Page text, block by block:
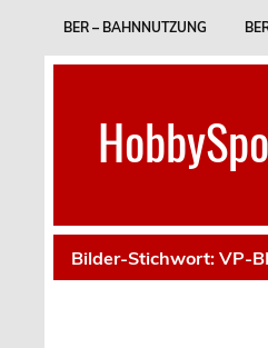
BER – BAHNNUTZUNG
Bilder-Stichwort:VP-